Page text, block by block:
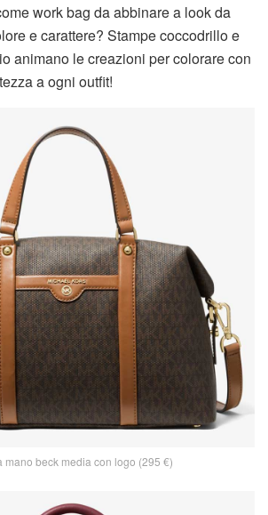
work bag da abbinare a look da
e carattere? Stampe coccodrillo e
animano le creazioni per colorare con
a ogni outfit!
mano beck media con logo (295 €)